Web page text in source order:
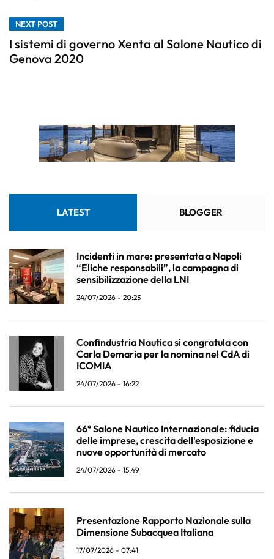
NEXT POST
I sistemi di governo Xenta al Salone Nautico di
Genova 2020
LATEST BLOGGER
Incidenti in mare: presentata a Napoli
“Eliche responsabili”, la campagna di
sensibilizzazione della LNI
24/07/2026 - 20:23
Confindustria Nautica si congratula con
Carla Demaria per la nomina nel CdA di
ICOMIA
24/07/2026 - 16:22
66° Salone Nautico Internazionale: fiducia
delle imprese, crescita dell'esposizione e
nuove opportunità di mercato
24/07/2026 - 15:49
Presentazione Rapporto Nazionale sulla
Dimensione Subacquea Italiana
17/07/2026 - 07:41